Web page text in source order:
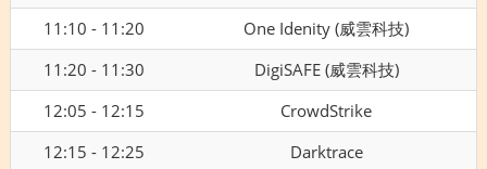
11:10 - 11:20
One Idenity (威雲科技)
11:20 - 11:30
DigiSAFE (威雲科技)
12:05 - 12:15
CrowdStrike
12:15 - 12:25
Darktrace